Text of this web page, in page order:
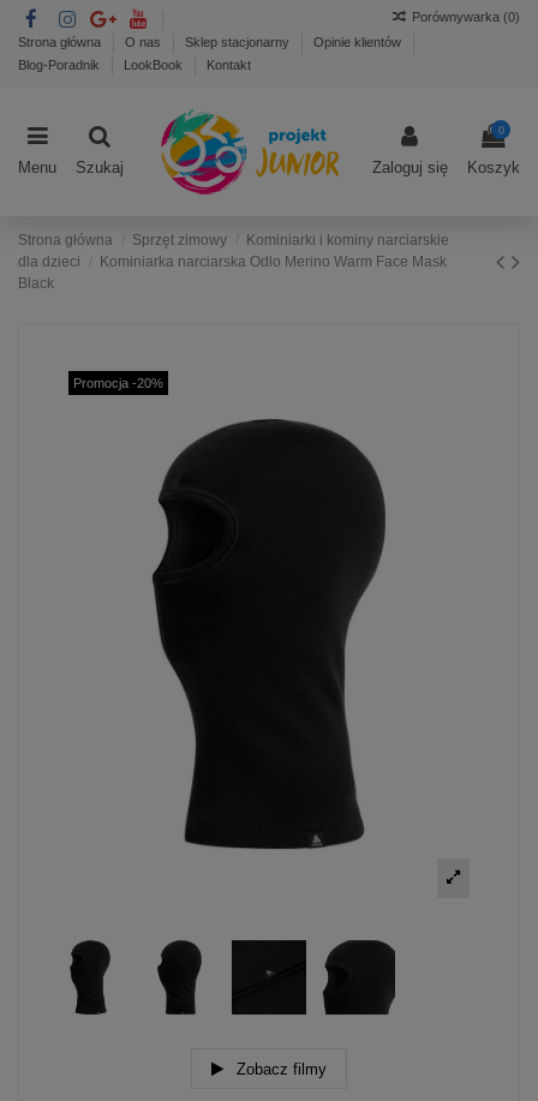
Strona główna O nas Sklep stacjonarny
Opinie klientów
Blog-Poradnik
LookBook Kontakt
Porównywarka (0)
Menu Szukaj Zaloguj się
0
Koszyk
Strona główna Sprzęt zimowy
Kominiarki i kominy narciarskie
dla dzieci
Kominiarka narciarska Odlo Merino Warm Face Mask
Black
Promocja -20%
Zobacz filmy